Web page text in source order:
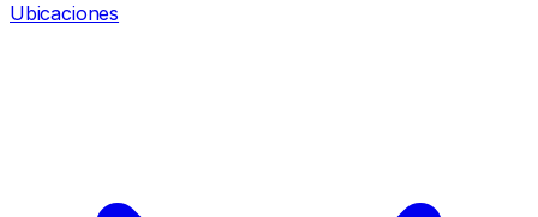
Ubicaciones